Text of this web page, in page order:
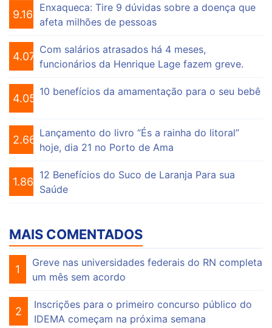
9.162
Enxaqueca: Tire 9 dúvidas sobre a doença que
afeta milhões de pessoas
4.076
Com salários atrasados há 4 meses,
funcionários da Henrique Lage fazem greve.
4.056
10 benefícios da amamentação para o seu bebê
2.665
Lançamento do livro “És a rainha do litoral”
hoje, dia 21 no Porto de Ama
1.865
12 Benefícios do Suco de Laranja Para sua
Saúde
MAIS COMENTADOS
1
Greve nas universidades federais do RN completa
um mês sem acordo
2
Inscrições para o primeiro concurso público do
IDEMA começam na próxima semana